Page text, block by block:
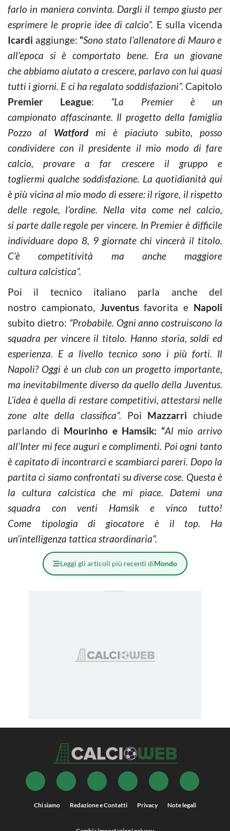
farlo in maniera convinta. Dargli il tempo giusto per
esprimere le proprie idee di calcio”. E sulla vicenda
Icardi aggiunge: “Sono stato l’allenatore di Mauro e
all’epoca si è comportato bene. Era un giovane
che abbiamo aiutato a crescere, parlavo con lui quasi
tutti i giorni. E ci ha regalato soddisfazioni”. Capitolo
Premier League: “La Premier è un
campionato affascinante. Il progetto della famiglia
Pozzo al Watfordmi è piaciuto subito, posso
condividere con il presidente il mio modo di fare
calcio, provare a far crescere il gruppo e
togliermi qualche soddisfazione. La quotidianità qui
è più vicina al mio modo di essere: il rigore, il rispetto
delle regole, l’ordine. Nella vita come nel calcio,
si parte dalle regole per vincere. In Premier è difficile
individuare dopo 8, 9 giornate chi vincerà il titolo.
C’è competitività ma anche maggiore
cultura calcistica”.
Poi il tecnico italiano parla anche del
nostro campionato, Juventusfavorita e Napoli
subito dietro: “Probabile. Ogni anno costruiscono la
squadra per vincere il titolo. Hanno storia, soldi ed
esperienza. E a livello tecnico sono i più forti. Il
Napoli? Oggi è un club con un progetto importante,
ma inevitabilmente diverso da quello della Juventus.
L’idea è quella di restare competitivi, attestarsi nelle
zone alte della classifica”. Poi Mazzarri chiude
parlando di Mourinho e Hamsik: “Al mio arrivo
all’Inter mi fece auguri e complimenti. Poi ogni tanto
è capitato di incontrarci e scambiarci pareri. Dopo la
partita ci siamo confrontati su diverse cose. Questa è
la cultura calcistica che mi piace. Datemi una
squadra con venti Hamsik e vinco tutto!
Come tipologia di giocatore è il top. Ha
un’intelligenza tattica straordinaria”.
Leggi gli articoli più recenti diMondo
Chi siamo Redazione e Contatti Privacy Note legali